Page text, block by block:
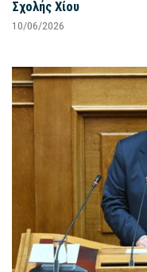
Σχολής Χίου
10/06/2026